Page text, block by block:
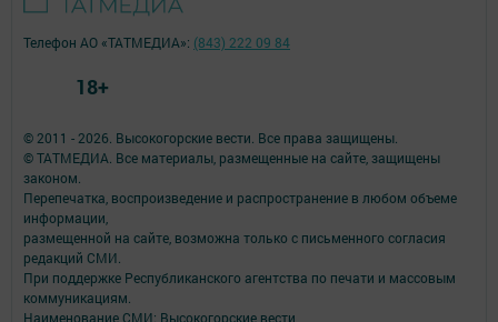
© 2011 - 2026. Высокогорские вести. Все права защищены.
© ТАТМЕДИА. Все материалы, размещенные на сайте, защищены
законом.
Перепечатка, воспроизведение и распространение в любом объеме
информации,
размещенной на сайте, возможна только с письменного согласия
редакций СМИ.
При поддержке Республиканского агентства по печати и массовым
коммуникациям.
Наименование СМИ: Высокогорские вести
Телефон АО «ТАТМЕДИА»: (843) 222 09 84
18+